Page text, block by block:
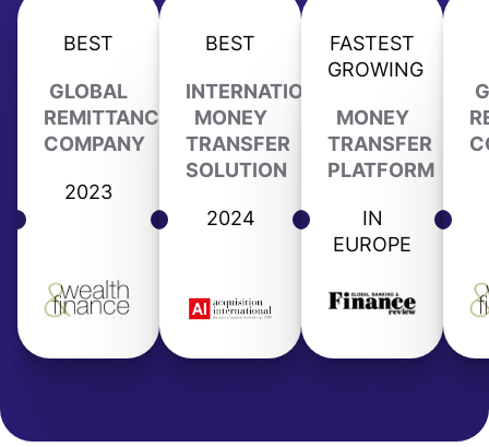
BEST
GLOBAL
REMITTANCE
COMPANY
2023
BEST
INTERNATIONAL
MONEY
TRANSFER
SOLUTION
2024
FASTEST
GROWING
MONEY
TRANSFER
PLATFORM
IN
EUROPE